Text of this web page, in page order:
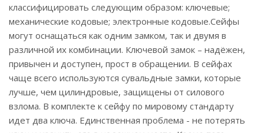
классифицировать следующим образом: ключевые;
механические кодовые; электронные кодовые.Сейфы
могут оснащаться как одним замком, так и двумя в
различной их комбинации. Ключевой замок – надёжен,
привычен и доступен, прост в обращении. В сейфах
чаще всего используются сувальдные замки, которые
лучше, чем цилиндровые, защищены от силового
взлома. В комплекте к сейфу по мировому стандарту
идет два ключа. Единственная проблема - не потерять